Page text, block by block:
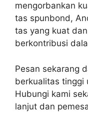
mengorbankan
tas spunbond,
tas yang kuat
berkontribusi
Pesan sekarang
berkualitas tinggi
Hubungi kami
lanjut dan